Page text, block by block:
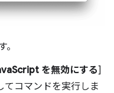
を無効にする]
てコマンドを実行しま